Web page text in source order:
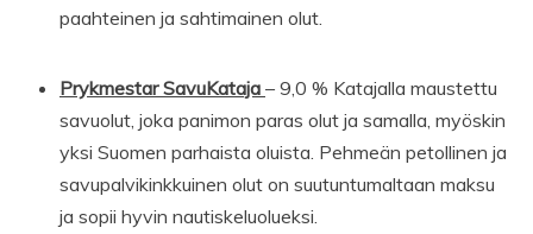
paahteinen ja sahtimainen olut.
Prykmestar SavuKataja – 9,0 % Katajalla maustettu
savuolut, joka panimon paras olut ja samalla, myöskin
yksi Suomen parhaista oluista. Pehmeän petollinen ja
savupalvikinkkuinen olut on suutuntumaltaan maksu
ja sopii hyvin nautiskeluolueksi.